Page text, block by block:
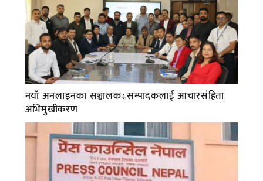
नयाँ अनलाइनका सञ्चालक÷सम्पादकलाई आचारसंहिता
अभिमुखीकरण